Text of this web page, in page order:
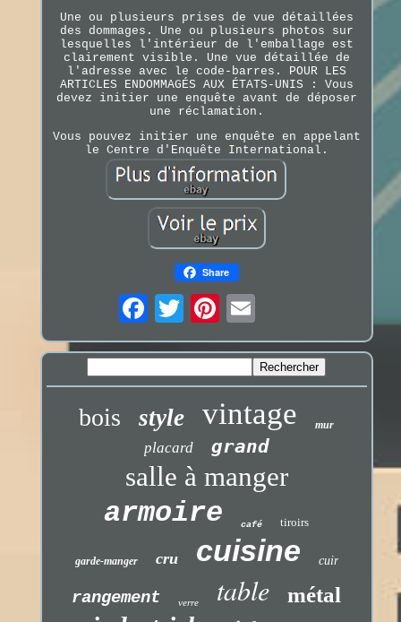
Une ou plusieurs prises de vue détaillées
des dommages. Une ou plusieurs photos sur
lesquelles l'intérieur de l'emballage est
clairement visible. Une vue détaillée de
l'adresse avec le code-barres. POUR LES
ARTICLES ENDOMMAGÉS AUX ÉTATS-UNIS : Vous
devez initier une enquête avant de déposer
une réclamation.
Vous pouvez initier une enquête en appelant
le Centre d'Enquête International.
Share
bois style vintage mur
placard grand
salle à manger
armoire café tiroirs
garde-manger cru cuisine cuir
rangement verre table métal